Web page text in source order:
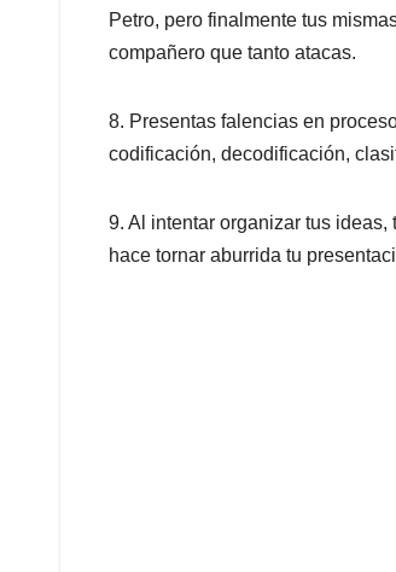
Petro, pero finalmente tus
compañero que tanto atacas.
8. Presentas falencias en
codificación, decodificación,
9. Al intentar organizar tus
hace tornar aburrida tu